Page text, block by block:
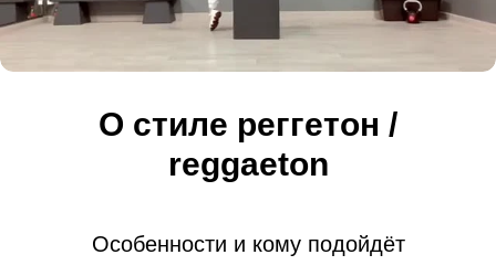
О стиле реггетон /
reggaeton
Особенности и кому подойдёт